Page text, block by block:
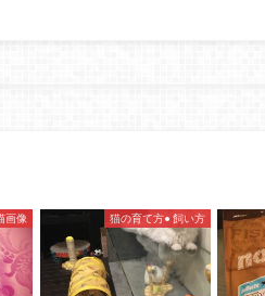
画像 猫の育て方• 飼い方